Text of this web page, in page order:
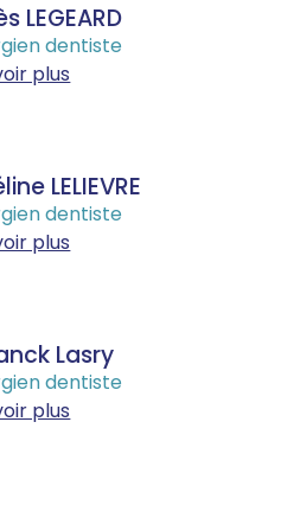
LEGEARD
dentiste
plus
LELIEVRE
dentiste
plus
Lasry
dentiste
plus